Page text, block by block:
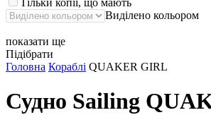
Тільки копії, що мають
Виділено кольором
показати ще
Підібрати
Головна Кораблі QUAKER GIRL
Судно Sailing